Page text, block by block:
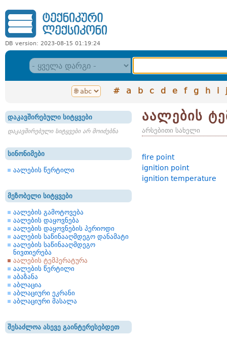
DB version: 2023-08-15 01:19:24
# a b c d e f g h i j
დაკავშირებული სიტყვები
დაკავშირებული სიტყვები არ მოიძებნა
სინონიმები
აალების წერტილი
მეზობელი სიტყვები
აალების გამოტოვება
აალების დაყოვნება
აალების დაყოვნების პერიოდი
აალების საწინააღმდეგო დანამატი
აალების საწინააღმდეგო
ნივთიერება
აალების ტემპერატურა
აალების წერტილი
აბაზანა
აბლაცია
აბლაციური ეკრანი
აბლაციური მასალა
შესაძლოა ასევე გაინტერესებდეთ
აალების
არსებითი სახელი
fire point
ignition point
ignition temperature